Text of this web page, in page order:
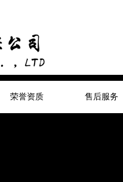
荣誉资质 售后服务